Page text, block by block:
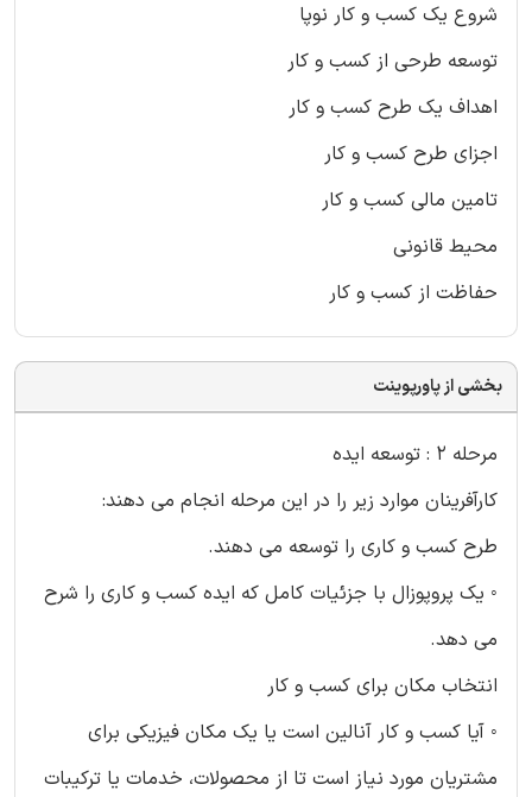
شروع یک کسب و کار نوپا
توسعه طرحی از کسب و کار
اهداف یک طرح کسب و کار
اجزای طرح کسب و کار
تامین مالی کسب و کار
محیط قانونی
حفاظت از کسب و کار
بخشی از پاورپوینت
مرحله 2 : توسعه ایده
کارآفرینان موارد زیر را در این مرحله انجام می دهند:
طرح کسب و کاری را توسعه می دهند.
◦ یک پروپوزال با جزئیات کامل که ایده کسب و کاری را شرح
می دهد.
انتخاب مکان برای کسب و کار
◦ آیا کسب و کار آنالین است یا یک مکان فیزیکی برای
مشتریان مورد نیاز است تا از محصولات، خدمات یا ترکیبات